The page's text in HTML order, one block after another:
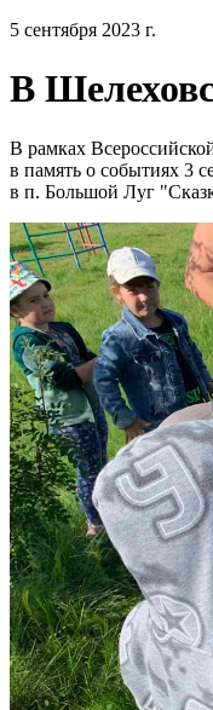
5 сентября 2023 г.
В
В рамках
в память о событиях 3
в п. Большой Луг